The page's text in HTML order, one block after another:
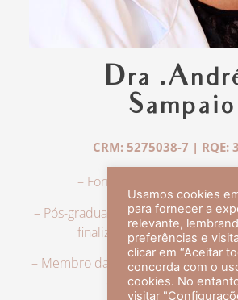
Dra
Sampaio
CRM: 5275038-7 | RQE:
– Formação em Medicina
– Pós-graduação em Dermatologia
finalizado a especialização
– Membro da Sociedade Brasileira
com título de
Usamos cookies
para fornecer a
relevante,
preferências e
clicar em “Aceitar
concorda com o
cookies. No
visitar